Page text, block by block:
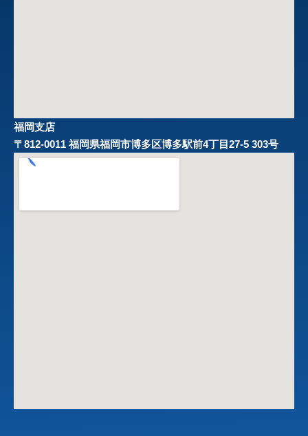
福岡支店
〒812-0011 福岡県福岡市博多区博多駅前4丁目27-5 303号